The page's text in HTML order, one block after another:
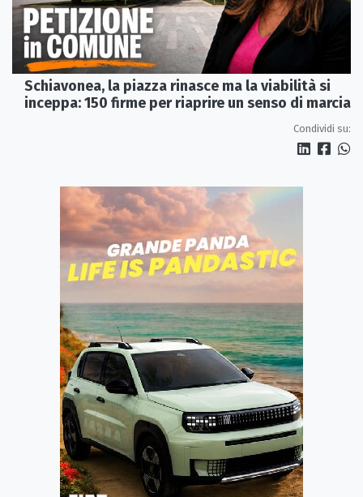
Schiavonea, la piazza rinasce ma la viabilità si
inceppa: 150 firme per riaprire un senso di marcia
Condividi su: